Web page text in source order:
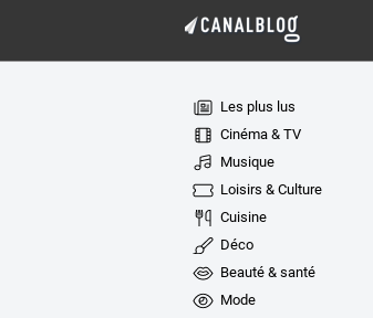
Les plus lus
Cinéma & TV
Musique
Loisirs & Culture
Cuisine
Déco
Beauté & santé
Mode